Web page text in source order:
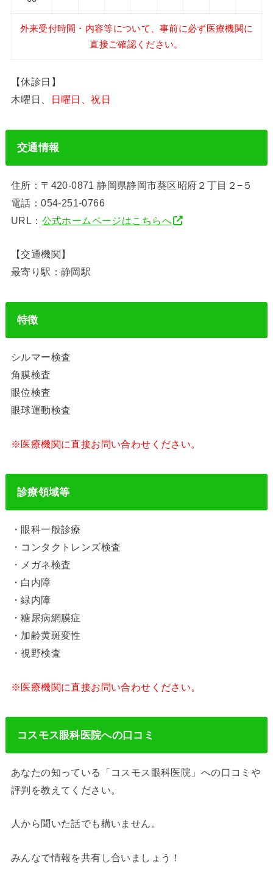
外来受付時間・内容等について、事前に必ず医療機関に
直接ご確認ください。
【休診日】
木曜日、
日曜日、祝日
交通情報
住所：〒420-0871 静岡県静岡市葵区昭府２丁目２−５
電話：054-251-0766
URL： 公式ホームページはこちらへ
【交通機関】
最寄り駅：静岡駅
特徴
シルマー検査
角膜検査
眼位検査
眼球運動検査
※医療機関に直接お問い合わせください。
診療領域等
・眼科一般診療
・コンタクトレンズ検査
・メガネ検査
・白内障
・緑内障
・糖尿病網膜症
・加齢黄斑変性
・視野検査
※医療機関に直接お問い合わせください。
コスモス眼科医院への口コミ
あなたの知っている「コスモス眼科医院」への口コミや
評判を教えてください。
人から聞いた話でも構いません。
みんなで情報を共有し合いましょう！